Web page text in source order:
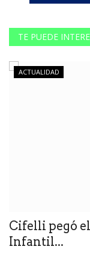
TE PUEDE
ACTUALIDAD
Cifelli pegó
Infantil...